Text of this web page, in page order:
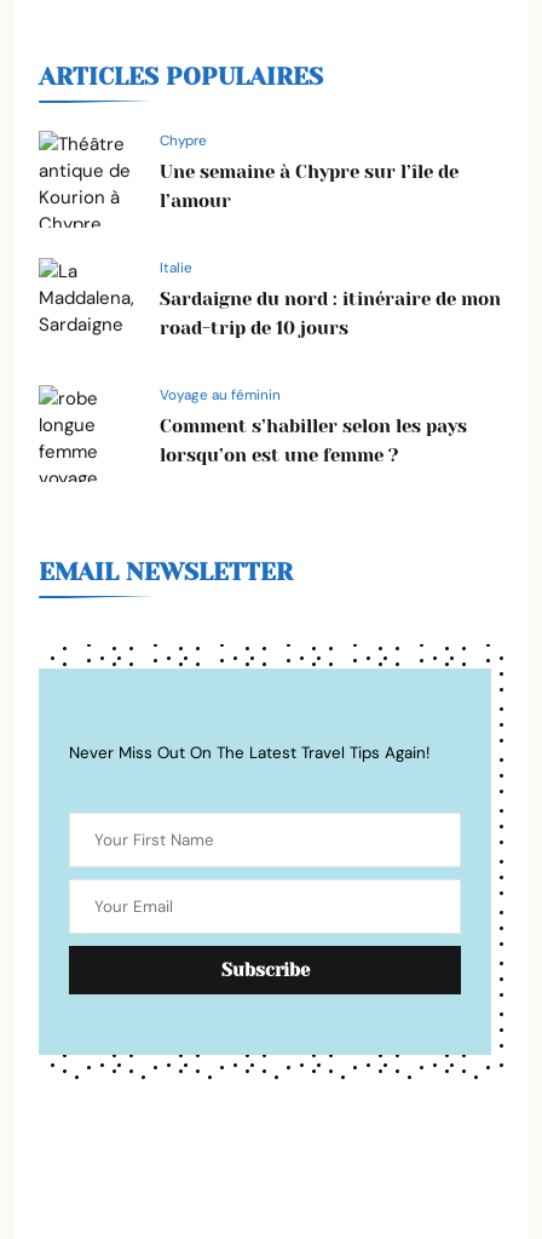
ARTICLES POPULAIRES
Chypre
Une semaine à Chypre sur l’île de
l’amour
Italie
Sardaigne du nord : itinéraire de mon
road-trip de 10 jours
Voyage au féminin
Comment s’habiller selon les pays
lorsqu’on est une femme ?
EMAIL NEWSLETTER
Never Miss Out On The Latest Travel Tips Again!